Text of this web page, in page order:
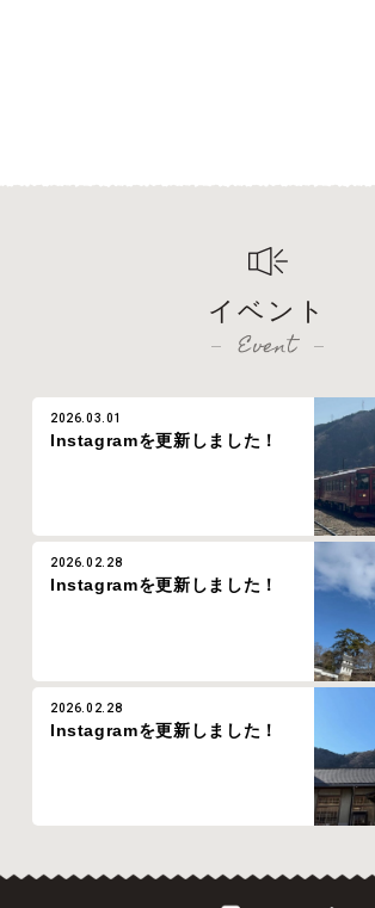
イベント
Event
2026.03.01
Instagramを更新しました！
2026.02.28
Instagramを更新しました！
2026.02.28
Instagramを更新しました！